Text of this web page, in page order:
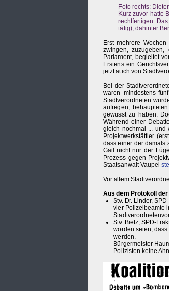
Foto rechts:
Kurz zuvor hatte
rechtfertigen.
tätig), dahinter
Erst mehrere
zwingen,
Parlament, begleitet
Erstens ein
jetzt auch von
Bei der
waren mindestens
Stadtverordneten
aufregen,
gewusst zu haben.
Während einer
gleich nochmal ... und
Projektwerkstättler
dass einer der damals
Gail nicht nur der
Prozess gegen
Staatsanwalt Vaupel
Vor allem
Aus dem Protokoll
Stv. Dr. Linder,
vier Polizeibeamte
Stv. Bietz, SPD-
worden seien,
werden.
Bürgermeister
Polizisten keine